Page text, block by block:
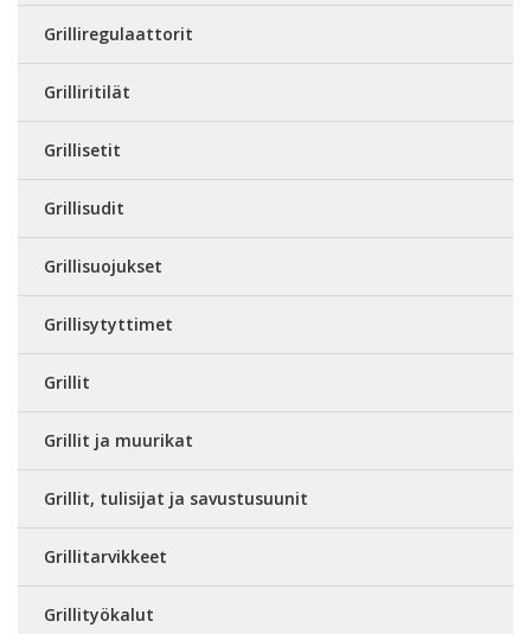
Grilliregulaattorit
Grilliritilät
Grillisetit
Grillisudit
Grillisuojukset
Grillisytyttimet
Grillit
Grillit ja muurikat
Grillit, tulisijat ja savustusuunit
Grillitarvikkeet
Grillityökalut